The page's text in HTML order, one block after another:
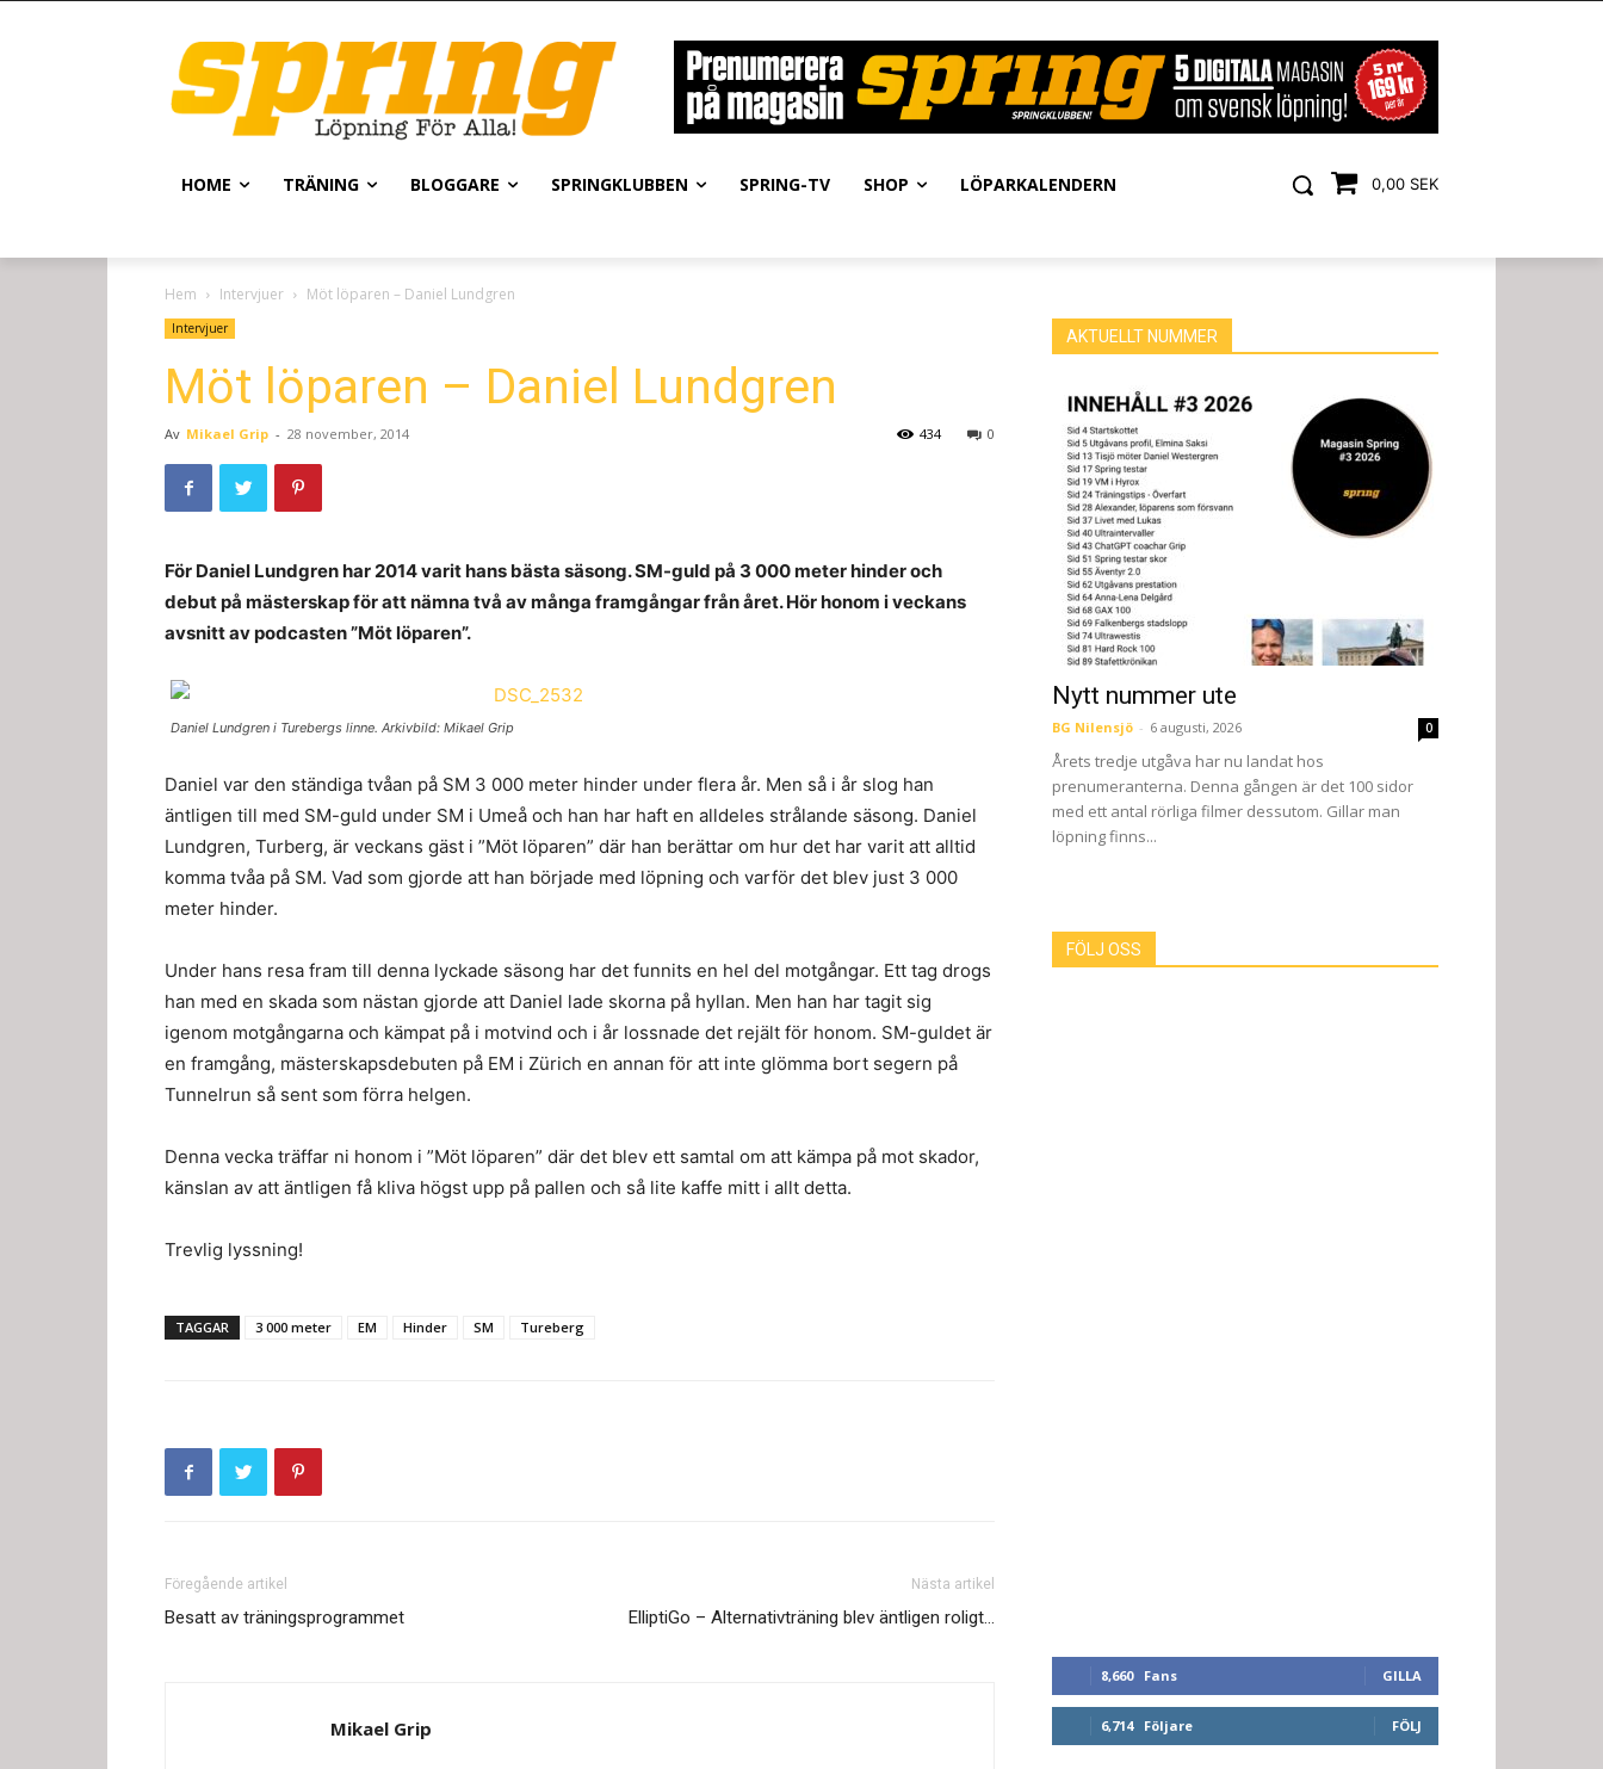
0,00 SEK
HOME TRÄNING BLOGGARE SPRINGKLUBBEN SPRING-TV SHOP LÖPARKALENDERN
Hem Intervjuer Möt löparen – Daniel Lundgren
Intervjuer
Möt löparen – Daniel Lundgren
Av Mikael Grip - 28 november, 2014 0
434
För Daniel Lundgren har 2014 varit hans bästa säsong. SM-guld på 3 000 meter hinder och
debut på mästerskap för att nämna två av många framgångar från året. Hör honom i veckans
avsnitt av podcasten ”Möt löparen”.
Daniel Lundgren i Turebergs linne. Arkivbild: Mikael Grip
Daniel var den ständiga tvåan på SM 3 000 meter hinder under flera år. Men så i år slog han
äntligen till med SM-guld under SM i Umeå och han har haft en alldeles strålande säsong. Daniel
Lundgren, Turberg, är veckans gäst i ”Möt löparen” där han berättar om hur det har varit att alltid
komma tvåa på SM. Vad som gjorde att han började med löpning och varför det blev just 3 000
meter hinder.
Under hans resa fram till denna lyckade säsong har det funnits en hel del motgångar. Ett tag drogs
han med en skada som nästan gjorde att Daniel lade skorna på hyllan. Men han har tagit sig
igenom motgångarna och kämpat på i motvind och i år lossnade det rejält för honom. SM-guldet är
en framgång, mästerskapsdebuten på EM i Zürich en annan för att inte glömma bort segern på
Tunnelrun så sent som förra helgen.
Denna vecka träffar ni honom i ”Möt löparen” där det blev ett samtal om att kämpa på mot skador,
känslan av att äntligen få kliva högst upp på pallen och så lite kaffe mitt i allt detta.
Trevlig lyssning!
TAGGAR 3 000 meter EM Hinder SM Tureberg
Föregående artikel
Besatt av träningsprogrammet
Nästa artikel
ElliptiGo – Alternativträning blev äntligen roligt…
Mikael Grip
AKTUELLT NUMMER
Nytt nummer ute
BG Nilensjö - 6 augusti, 2026 0
Årets tredje utgåva har nu landat hos
prenumeranterna. Denna gången är det 100 sidor
med ett antal rörliga filmer dessutom. Gillar man
löpning finns...
FÖLJ OSS
8,660 Fans GILLA
6,714 Följare FÖLJ